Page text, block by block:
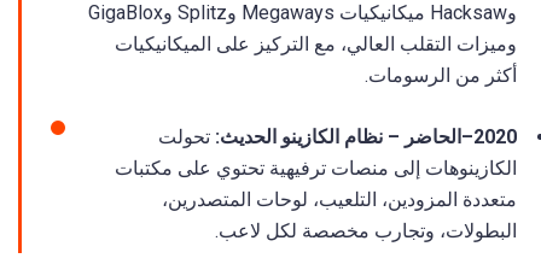
وHacksaw ميكانيكيات Megaways وSplitz وGigaBlox
وميزات التقلب العالي، مع التركيز على الميكانيكيات
أكثر من الرسومات.
2020–الحاضر – نظام الكازينو الحديث:
تحولت
الكازينوهات إلى منصات ترفيهية تحتوي على مكتبات
متعددة المزودين، التلعيب، لوحات المتصدرين،
البطولات، وتجارب مخصصة لكل لاعب.